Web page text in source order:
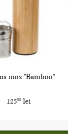
inox "Bamboo"
12500 lei